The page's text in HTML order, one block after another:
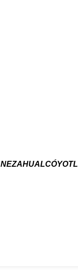
NEZAHUALCÓYOTL